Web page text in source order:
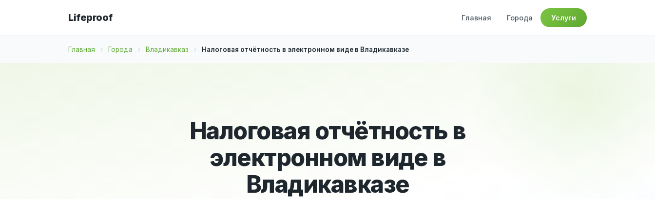
Lifeproof Главная Города Услуги
Главная Города Владикавказ Налоговая отчётность в электронном виде в Владикавказе
Налоговая отчётность в
электронном виде в
Владикавказе